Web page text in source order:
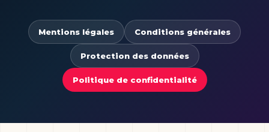
Mentions légales Conditions générales
Protection des données
Politique de confidentialité